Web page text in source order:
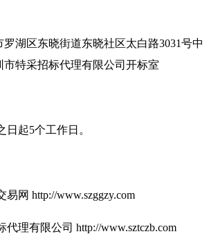
罗湖区东晓街道东晓社区太白路3031号中
市特采招标代理有限公司开标室
日起5个工作日。
易网 http://www.szggzy.com
代理有限公司 http://www.sztczb.com